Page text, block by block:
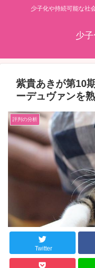
少子化や持続可能な社
少
紫貴あきが第10
ーデュヴァンを
評判の分析
Twitter